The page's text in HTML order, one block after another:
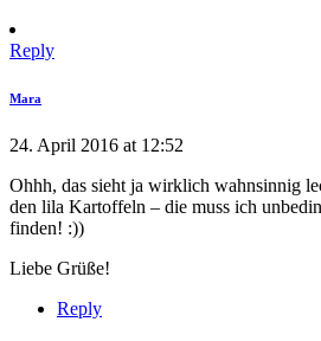
Reply
Mara
24. April 2016 at 12:52
Ohhh, das sieht ja wirklich wahnsinnig
den lila Kartoffeln – die muss ich
finden! :))
Liebe Grüße!
Reply